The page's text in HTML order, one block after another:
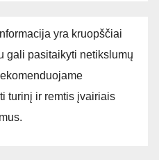
yra kruopščiai
gali pasitaikyti netikslumų
turinį ir remtis įvairiais